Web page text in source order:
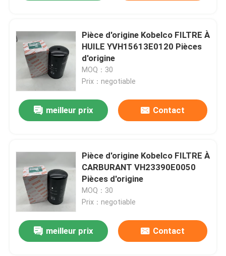
Pièce d'origine Kobelco FILTRE À
HUILE YVH15613E0120 Pièces
d'origine
MOQ：30
Prix：negotiable
meilleur prix Contact
Pièce d'origine Kobelco FILTRE À
CARBURANT VH23390E0050
Pièces d'origine
MOQ：30
Prix：negotiable
meilleur prix Contact